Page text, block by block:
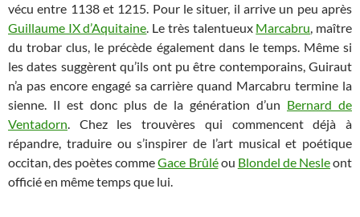
vécu entre 1138 et 1215. Pour le situer, il arrive un peu après
Guillaume IX d’Aquitaine. Le très talentueux Marcabru, maître
du trobar clus, le précède également dans le temps. Même si
les dates suggèrent qu’ils ont pu être contemporains, Guiraut
n’a pas encore engagé sa carrière quand Marcabru termine la
sienne. Il est donc plus de la génération d’un Bernard de
Ventadorn. Chez les trouvères qui commencent déjà à
répandre, traduire ou s’inspirer de l’art musical et poétique
occitan, des poètes commeGace Brûléou Blondel de Nesleont
officié en même temps que lui.